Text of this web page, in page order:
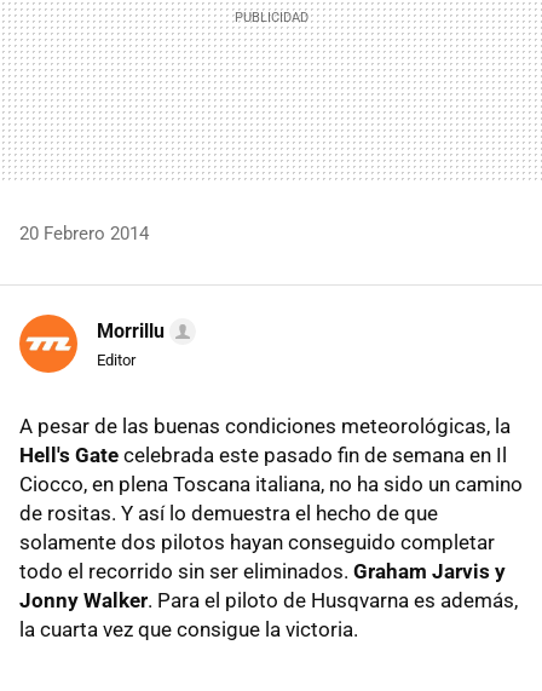
20 Febrero 2014
Morrillu
Editor
A pesar de las buenas condiciones meteorológicas, la
Hell's Gate celebrada este pasado fin de semana en Il
Ciocco, en plena Toscana italiana, no ha sido un camino
de rositas. Y así lo demuestra el hecho de que
solamente dos pilotos hayan conseguido completar
todo el recorrido sin ser eliminados. Graham Jarvis y
Jonny Walker. Para el piloto de Husqvarna es además,
la cuarta vez que consigue la victoria.